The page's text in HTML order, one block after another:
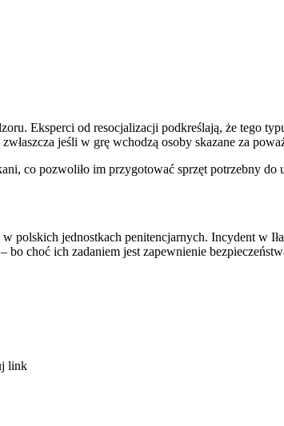
Eksperci od resocjalizacji podkreślają, że tego
jeśli w grę wchodzą osoby skazane za
co pozwoliło im przygotować sprzęt potrzebny do
polskich jednostkach penitencjarnych. Incydent w
choć ich zadaniem jest zapewnienie
link